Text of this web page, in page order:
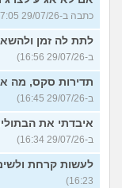
כתבה ב-29/07/26 17:05)
לתת לה זמן
ב-29/07/26 16:56)
תדירות סקס, מה
ב-29/07/26 16:45)
איבדתי את
ב-29/07/26 16:34)
לעשות קרחת
16:23)